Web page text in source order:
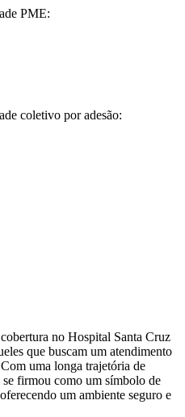
PME:
coletivo por adesão:
no Hospital Santa Cruz
que buscam um atendimento
uma longa trajetória de
firmou como um símbolo de
um ambiente seguro e